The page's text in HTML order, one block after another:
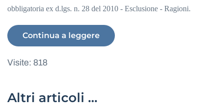
obbligatoria ex d.lgs. n. 28 del 2010 - Esclusione - Ragioni.
Continua a leggere
Visite: 818
Altri articoli …